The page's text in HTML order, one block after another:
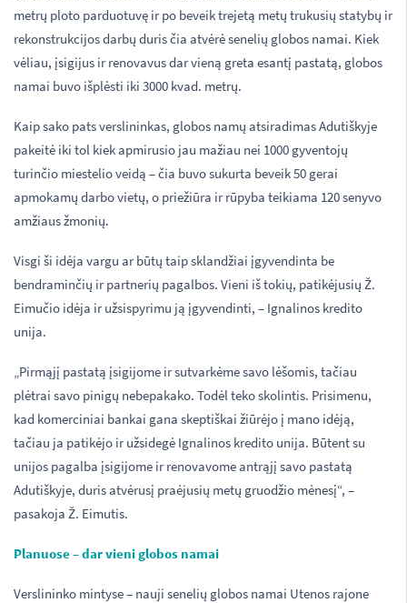
metrų ploto parduotuvę ir po beveik trejetą metų trukusių statybų ir
rekonstrukcijos darbų duris čia atvėrė senelių globos namai. Kiek
vėliau, įsigijus ir renovavus dar vieną greta esantį pastatą, globos
namai buvo išplėsti iki 3000 kvad. metrų.
Kaip sako pats verslininkas, globos namų atsiradimas Adutiškyje
pakeitė iki tol kiek apmirusio jau mažiau nei 1000 gyventojų
turinčio miestelio veidą – čia buvo sukurta beveik 50 gerai
apmokamų darbo vietų, o priežiūra ir rūpyba teikiama 120 senyvo
amžiaus žmonių.
Visgi ši idėja vargu ar būtų taip sklandžiai įgyvendinta be
bendraminčių ir partnerių pagalbos. Vieni iš tokių, patikėjusių Ž.
Eimučio idėja ir užsispyrimu ją įgyvendinti, – Ignalinos kredito
unija.
„Pirmąjį pastatą įsigijome ir sutvarkėme savo lėšomis, tačiau
plėtrai savo pinigų nebepakako. Todėl teko skolintis. Prisimenu,
kad komerciniai bankai gana skeptiškai žiūrėjo į mano idėją,
tačiau ja patikėjo ir užsidegė Ignalinos kredito unija. Būtent su
unijos pagalba įsigijome ir renovavome antrąjį savo pastatą
Adutiškyje, duris atvėrusį praėjusių metų gruodžio mėnesį“, –
pasakoja Ž. Eimutis.
Planuose – dar vieni globos namai
Verslininko mintyse – nauji senelių globos namai Utenos rajone